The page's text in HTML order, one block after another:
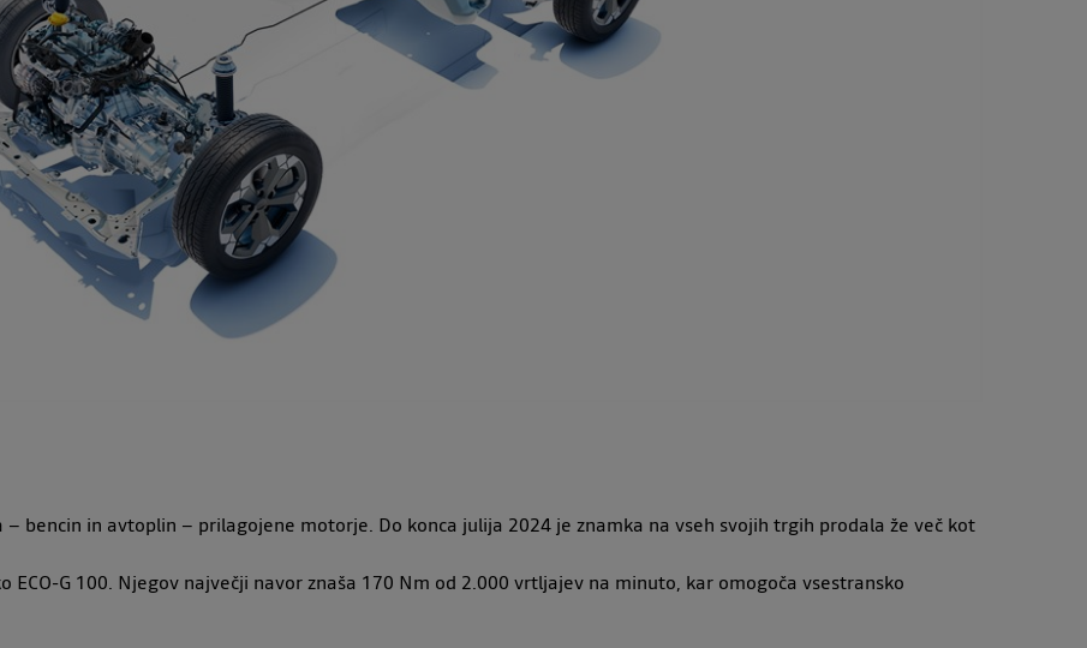
bencin in avtoplin – prilagojene motorje. Do konca julija 2024 je znamka na vseh svojih trgih prodala že več kot
G 100. Njegov največji navor znaša 170 Nm od 2.000 vrtljajev na minuto, kar omogoča vsestransko